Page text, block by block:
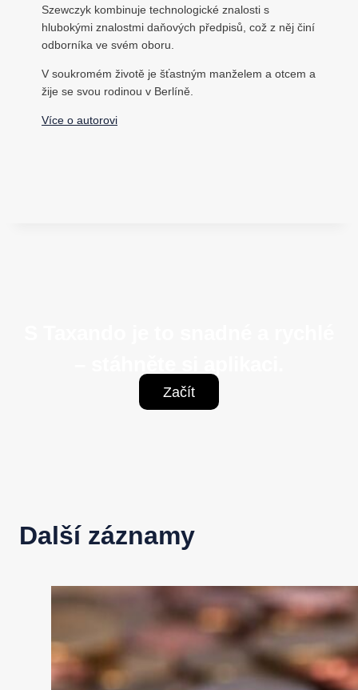
Szewczyk kombinuje technologické znalosti s
hlubokými znalostmi daňových předpisů, což z něj činí
odborníka ve svém oboru.
V soukromém životě je šťastným manželem a otcem a
žije se svou rodinou v Berlíně.
Více o autorovi
Začít
Další záznamy